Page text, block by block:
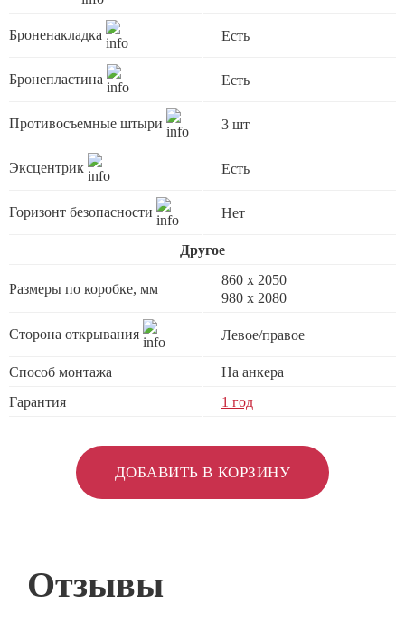
Броненакладка Есть
Бронепластина Есть
Противосъемные штыри 3 шт
Эксцентрик Есть
Горизонт безопасности Нет
Другое
Размеры по коробке, мм
860 х 2050
980 x 2080
Сторона открывания Левое/правое
Способ монтажа
На анкера
Гарантия
1 год
ДОБАВИТЬ В КОРЗИНУ
Отзывы